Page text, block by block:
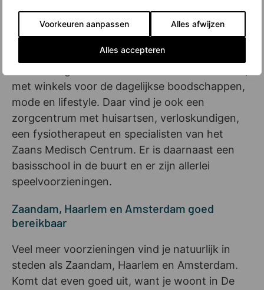
Voorkeuren aanpassen Alles afwijzen
Alles accepteren
De Velden Kreekrijk in Assendelft: alle
voorzieningen dichtbij
Die dorpse sfeer gaat samen met allerlei
met winkels voor de dagelijkse boodschappen,
mode en lifestyle. Daar vind je ook een
zorgcentrum met huisartsen, verloskundigen,
een fysiotherapeut en specialisten van het
Zaans Medisch Centrum. Er is daarnaast een
basisschool in de buurt en er zijn allerlei
speelvoorzieningen.
Zaandam, Haarlem en Amsterdam goed
bereikbaar
Veel meer voorzieningen vind je natuurlijk in
steden als Zaandam, Haarlem en Amsterdam.
Komt dat even goed uit, want je woont in De